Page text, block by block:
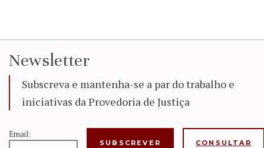
Newsletter
Subscreva e mantenha-se a par do trabalho e
iniciativas da Provedoria de Justiça
Email:
CONSULTAR